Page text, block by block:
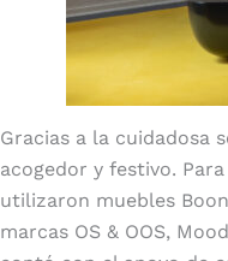
Gracias a la cuidadosa
acogedor y festivo.
utilizaron muebles
marcas OS & OOS,